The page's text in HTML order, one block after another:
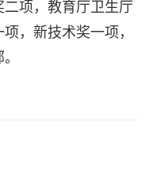
项，教育厅卫生厅
，新技术奖一项，